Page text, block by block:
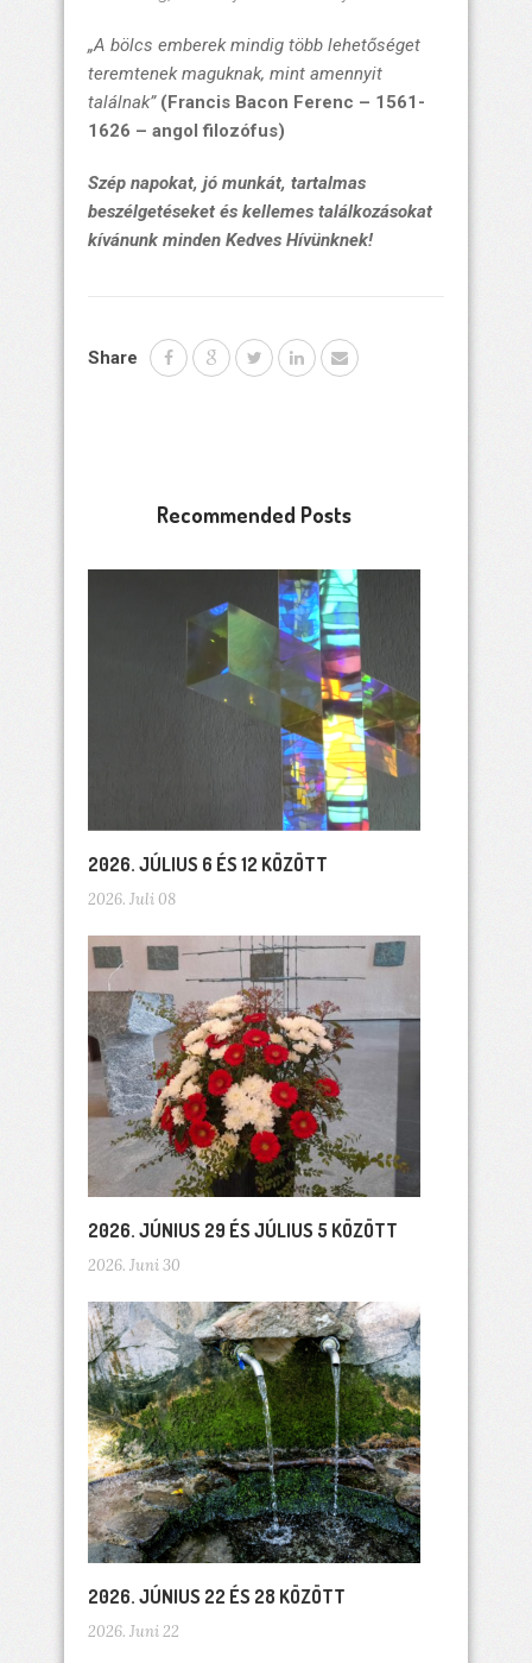
„A bölcs emberek mindig több lehetőséget
teremtenek maguknak, mint amennyit
találnak” (Francis Bacon Ferenc – 1561-
1626 – angol filozófus)
Szép napokat, jó munkát, tartalmas
beszélgetéseket és kellemes találkozásokat
kívánunk minden Kedves Hívünknek!
Share
Recommended Posts
2026. JÚLIUS 6 ÉS 12 KÖZÖTT
2026. Juli 08
2026. JÚNIUS 29 ÉS JÚLIUS 5 KÖZÖTT
2026. Juni 30
2026. JÚNIUS 22 ÉS 28 KÖZÖTT
2026. Juni 22